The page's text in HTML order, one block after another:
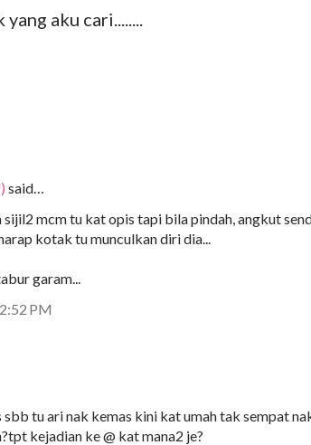
yang aku cari........
said…
sijil2 mcm tu kat opis tapi bila pindah, angkut
kotak tu munculkan diri dia...
garam...
PM
tu ari nak kemas kini kat umah tak sempat
kejadian ke @ kat mana2 je?